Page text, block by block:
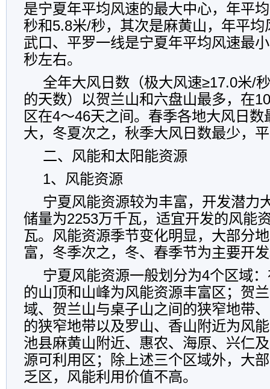
是宁夏年平均风速的最大中心，年平
秒和5.8米/秒，其次是麻黄山，年平
武口、平罗一线是宁夏年平均风速最
秒左右。
全年大风日数（极大风速≥17.0米/
的天数）以贺兰山和六盘山最多，在
区在4～46天之间。春季各地大风日
大，冬夏次之，秋季大风日数最少，
二、风能和太阳能资源
1、风能资源
宁夏风能资源较为丰富，开发潜力
储量为2253万千瓦，适宜开发的风能
瓦。风能资源季节变化明显，大部分
富，冬季次之，冬、春季节为主要开
宁夏风能资源一般划分为4个区域
的山顶和山峰为风能资源丰富区；贺
域、贺兰山与桌子山之间的狭窄地带
的狭窄地带以及罗山、香山附近为风
池县麻黄山附近、惠农、海原、兴仁
源可利用区；除上述三个区域外，大
乏区，风能利用价值不高。